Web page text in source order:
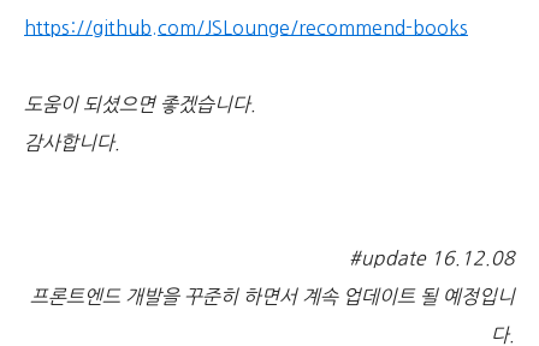
https://github.com/JSLounge/recommend-books
도움이 되셨으면 좋겠습니다.
감사합니다.
#update 16.12.08
프론트엔드 개발을 꾸준히 하면서 계속 업데이트 될 예정입니
다.